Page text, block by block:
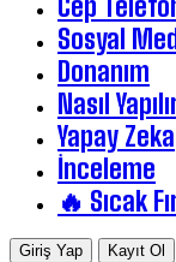
Cep
Sosyal
Donanım
Nasıl
Yapay Zeka
İnceleme
🔥 Sıcak
Giriş Yap Kayıt Ol